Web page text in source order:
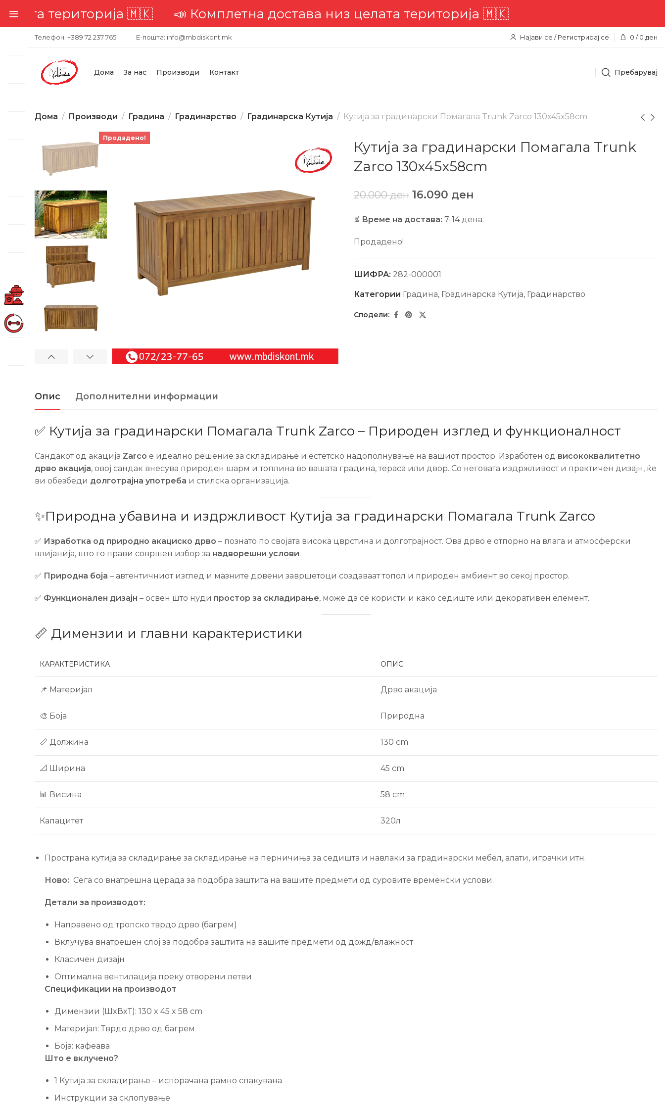
територија 🇲🇰 📣 Комплетна достава низ целата територија 🇲🇰
Телефон: +389 72 237 765 Е-пошта: info@mbdiskont.mk Најави се / Регистрирај се 0 / 0 ден
Дома За нас Производи Контакт Пребарувај
Дома Производи Градина Градинарство Градинарска Кутија Кутија за градинарски Помагала Trunk Zarco 130x45x58cm
-20%
Продадено!
Кутија за градинарски Помагала Trunk
Zarco 130x45x58cm
20.000ден 16.090 ден
⏳ Време на достава: 7-14 дена.
Продадено!
ШИФРА: 282-000001
Категории Градина, Градинарска Кутија, Градинарство
Опис Дополнителни информации
✅ Кутија за градинарски Помагала Trunk Zarco – Природен изглед и функционалност
Сандакот од акација Zarco е идеално решение за складирање и естетско надополнување на вашиот простор. Изработен од висококвалитетно
дрво акација, овој сандак внесува природен шарм и топлина во вашата градина, тераса или двор. Со неговата издржливост и практичен дизајн, ќе
ви обезбеди долготрајна употреба и стилска организација.
✨Природна убавина и издржливост Кутија за градинарски Помагала Trunk Zarco
✅ Изработка од природно акациско дрво – познато по својата висока цврстина и долготрајност. Ова дрво е отпорно на влага и атмосферски
влијанија, што го прави совршен избор за надворешни услови.
✅ Природна боја – автентичниот изглед и мазните дрвени завршетоци создаваат топол и природен амбиент во секој простор.
✅ Функционален дизајн – освен што нуди простор за складирање, може да се користи и како седиште или декоративен елемент.
📏 Димензии и главни карактеристики
КАРАКТЕРИСТИКА ОПИС
📌 Материјал Дрво акација
🎨 Боја Природна
📏 Должина 130 cm
📐 Ширина 45 cm
📊 Висина 58 cm
Капацитет 320л
Пространа кутија за складирање за складирање на перничиња за седишта и навлаки за градинарски мебел, алати, играчки итн.
Ново: Сега со внатрешна церада за подобра заштита на вашите предмети од суровите временски услови.
Детали за производот:
Направено од тропско тврдо дрво (багрем)
Вклучува внатрешен слој за подобра заштита на вашите предмети од дожд/влажност
Класичен дизајн
Оптимална вентилација преку отворени летви
Спецификации на производот
Димензии (ШxВxТ): 130 x 45 x 58 cm
Материјал: Тврдо дрво од багрем
Боја: кафеава
Што е вклучено?
1 Кутија за складирање – испорачана рамно спакувана
Инструкции за склопување